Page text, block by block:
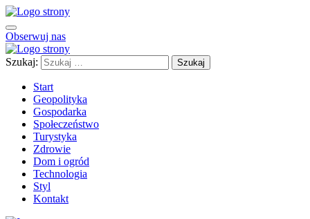
Obserwuj nas
Szukaj:
Start
Geopolityka
Gospodarka
Społeczeństwo
Turystyka
Zdrowie
Dom i ogród
Technologia
Styl
Kontakt